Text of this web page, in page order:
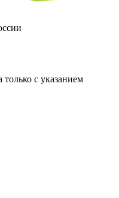
только с указанием